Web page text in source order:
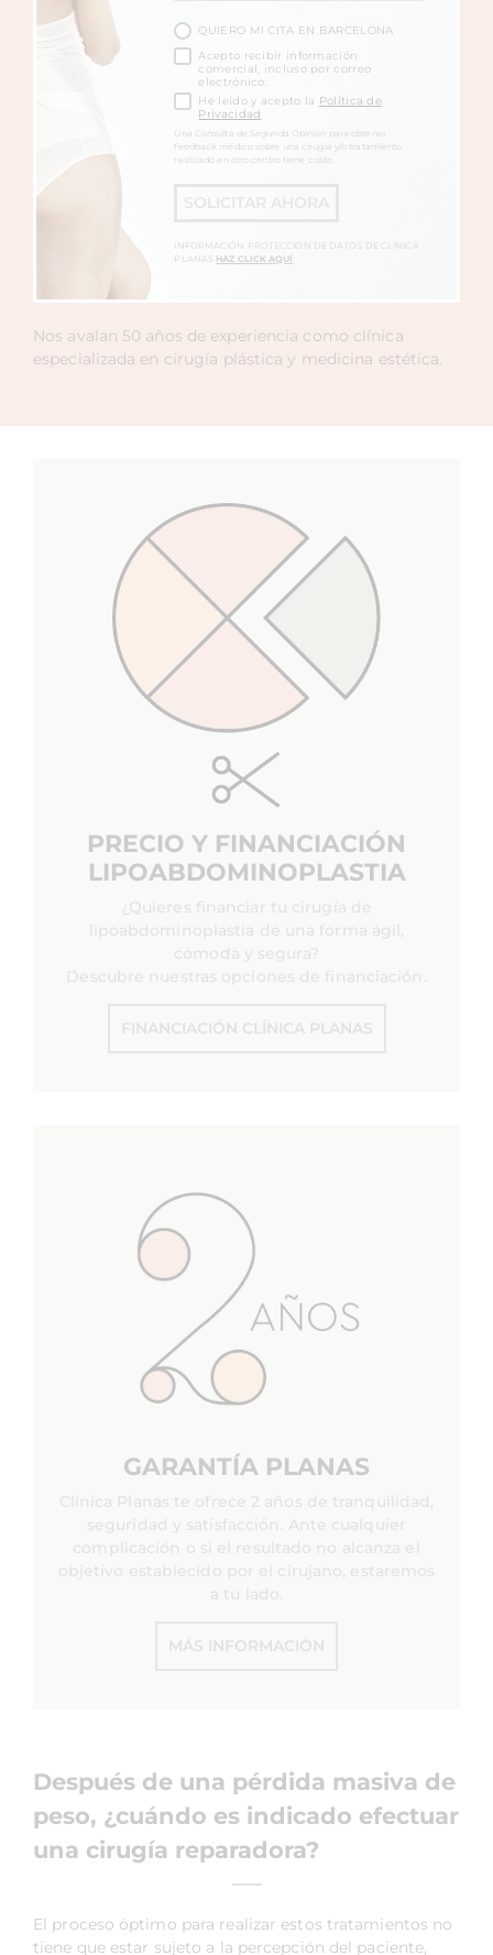
QUIERO MI CITA EN BARCELONA
Acepto recibir información
comercial, incluso por correo
electrónico.
He leído y acepto la Política de
Privacidad
Una Consulta de Segunda Opinión para obtener
feedback médico sobre una cirugía y/o tratamiento
realizado en otro centro tiene coste.
INFORMACIÓN PROTECCIÓN DE DATOS DE CLINICA
PLANAS HAZ CLICK AQUÍ
Nos avalan 50 años de experiencia como clínica
especializada en cirugía plástica y medicina estética.
PRECIO Y FINANCIACIÓN
LIPOABDOMINOPLASTIA
¿Quieres financiar tu cirugía de
lipoabdominoplastia de una forma ágil,
cómoda y segura?
Descubre nuestras opciones de financiación.
FINANCIACIÓN CLÍNICA PLANAS
GARANTÍA PLANAS
Clínica Planas te ofrece 2 años de tranquilidad,
seguridad y satisfacción. Ante cualquier
complicación o si el resultado no alcanza el
objetivo establecido por el cirujano, estaremos
a tu lado.
MÁS INFORMACIÓN
Después de una pérdida masiva de
peso, ¿cuándo es indicado efectuar
una cirugía reparadora?
El proceso óptimo para realizar estos tratamientos no
tiene que estar sujeto a la percepción del paciente,